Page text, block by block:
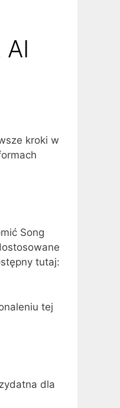
kroki w
Song
tutaj:
tej
dla